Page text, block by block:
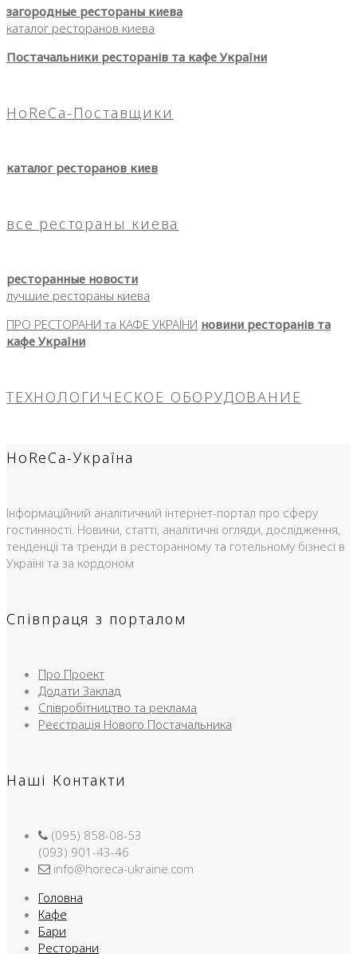
загородные рестораны киева
каталог ресторанов киева
Постачальники ресторанів та кафе України
HoReCa-Поставщики
каталог ресторанов киев
все рестораны киева
ресторанные новости
лучшие рестораны киева
ПРО РЕСТОРАНИ та КАФЕ УКРАЇНИ новини ресторанів та
кафе України
ТЕХНОЛОГИЧЕСКОЕ ОБОРУДОВАНИЕ
HoReCa-Україна
Інформаційний аналітичний інтернет-портал про сферу
гостинності. Новини, статті, аналітичні огляди, дослідження,
тенденції та тренди в ресторанному та готельному бізнесі в
Україні та за кордоном
Співпраця з порталом
Про Проект
Додати Заклад
Співробітництво та реклама
Реєстрація Нового Постачальника
Наші Контакти
(095) 858-08-53
(093) 901-43-46
info@horeca-ukraine.com
Головна
Кафе
Бари
Ресторани